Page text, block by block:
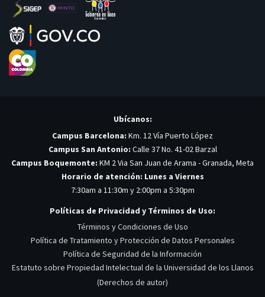
Ubícanos:
Campus Barcelona: Km. 12 Vía Puerto López
Campus San Antonio: Calle 37 No. 41-02 Barzal
Campus Boquemonte: KM 2 Via San Juan de Arama - Granada, Meta
Horario de atención: Lunes a Viernes
7:30am a 11:30m y 2:00pm a 5:30pm
Políticas de Privacidad y Términos de Uso:
Términos y Condiciones de Uso
Política de Tratamiento y Protección de Datos Personales
Política de Seguridad de la Información
Estatuto sobre Propiedad Intelectual de la Universidad de los Llanos
(Derechos de autor)